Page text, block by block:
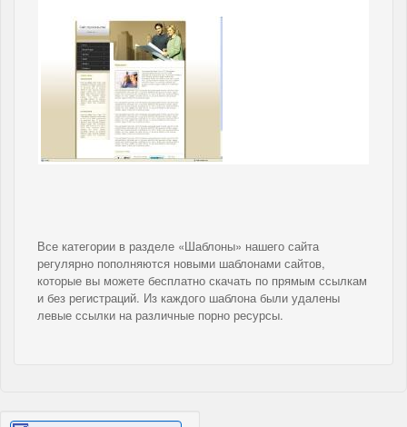
Все категории в разделе «Шаблоны» нашего сайта
регулярно пополняются новыми шаблонами сайтов,
которые вы можете бесплатно скачать по прямым ссылкам
и без регистраций. Из каждого шаблона были удалены
левые ссылки на различные порно ресурсы.